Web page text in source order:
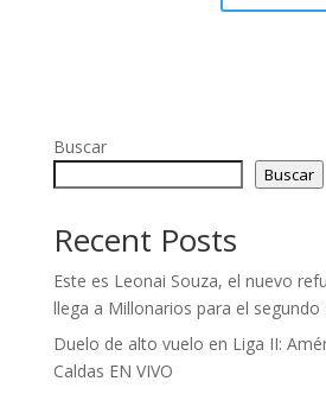
Buscar
Buscar
Recent Posts
Este es Leonai Souza, el nuevo
llega a Millonarios para el segundo
Duelo de alto vuelo en Liga II:
Caldas EN VIVO